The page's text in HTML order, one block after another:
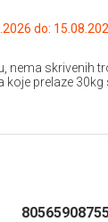
Akcija važi od: 01.08.2026 do:
nema skrivenih
koje prelaze